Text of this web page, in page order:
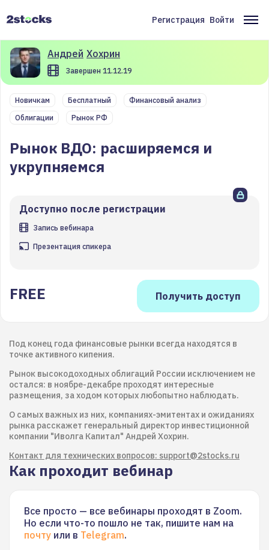
содержанию
Меню
пользователя
Регистрация Войти
Андрей Хохрин
Завершен 11.12.19
Рынок ВДО: расширяемся и
укрупняемся
Доступно после регистрации
Запись вебинара
Презентация спикера
Новичкам Бесплатный
Финансовый анализ
Облигации
Рынок РФ
FREE
Под конец года финансовые рынки всегда находятся в
точке активного кипения.
Рынок высокодоходных облигаций России исключением не
остался: в ноябре-декабре проходят интересные
размещения, за ходом которых любопытно наблюдать.
О самых важных из них, компаниях-эмитентах и ожиданиях
рынка расскажет генеральный директор инвестиционной
компании "Иволга Капитал" Андрей Хохрин.
Контакт для технических вопросов: support@2stocks.ru
Как проходит вебинар
Все просто — все вебинары проходят в Zoom.
Но если что-то пошло не так, пишите нам на
почту или в Telegram.